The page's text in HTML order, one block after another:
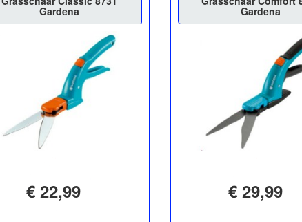
Gardena
€ 22,99
Gardena
€ 29,99